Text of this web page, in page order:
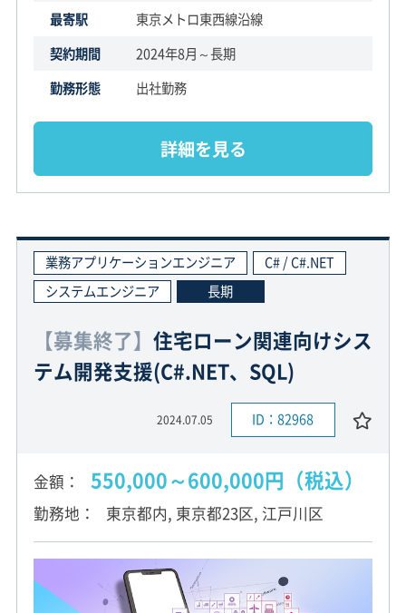
最寄駅
東京メトロ東西線沿線
契約期間
2024年8月～長期
勤務形態
出社勤務
詳細を見る
業務アプリケーションエンジニア
C# / C#.NET
システムエンジニア
長期
【募集終了】 住宅ローン関連向けシス
テム開発支援(C#.NET、SQL)
2024.07.05 ID：82968
金額 550,000～600,000円（税込）
勤務地 東京都内, 東京都23区, 江戸川区